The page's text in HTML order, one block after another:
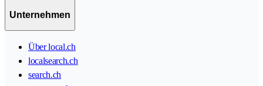
Unternehmen
Über local.ch
localsearch.ch
search.ch